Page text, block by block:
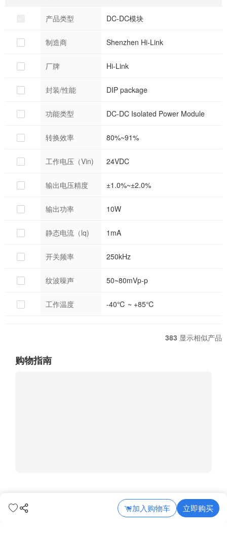
产品类型 DC-DC模块
制造商 Shenzhen Hi-Link
厂牌 Hi-Link
封装/性能 DIP package
功能类型 DC-DC Isolated Power Module
转换效率 80%~91%
工作电压（Vin) 24VDC
输出电压精度 ±1.0%~±2.0%
输出功率 10W
静态电流（lq) 1mA
开关频率 250kHz
纹波噪声 50~80mVp-p
工作温度 -40℃ ~ +85℃
383 显示相似产品
购物指南
加入购物车 立即购买